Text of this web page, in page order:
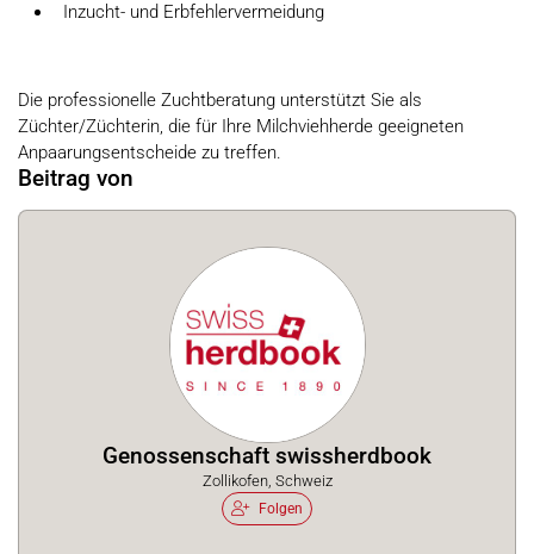
Inzucht- und Erbfehlervermeidung
Die professionelle Zuchtberatung unterstützt Sie als
Züchter/Züchterin, die für Ihre Milchviehherde geeigneten
Anpaarungsentscheide zu treffen.
Beitrag von
Genossenschaft swissherdbook
Zollikofen, Schweiz
Folgen